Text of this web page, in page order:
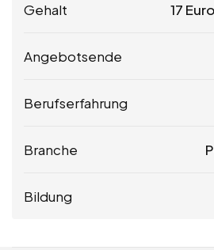
Gehalt 17 Euro
Angebotsende
Berufserfahrung
Branche
Bildung